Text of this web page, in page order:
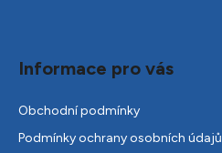
Informace pro vás
Obchodní podmínky
Podmínky ochrany osobních údajů